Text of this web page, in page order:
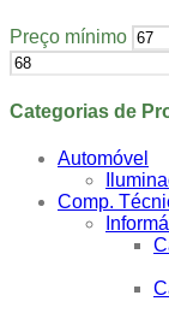
Preço mínimo
Categorias de
Automóvel
Comp.